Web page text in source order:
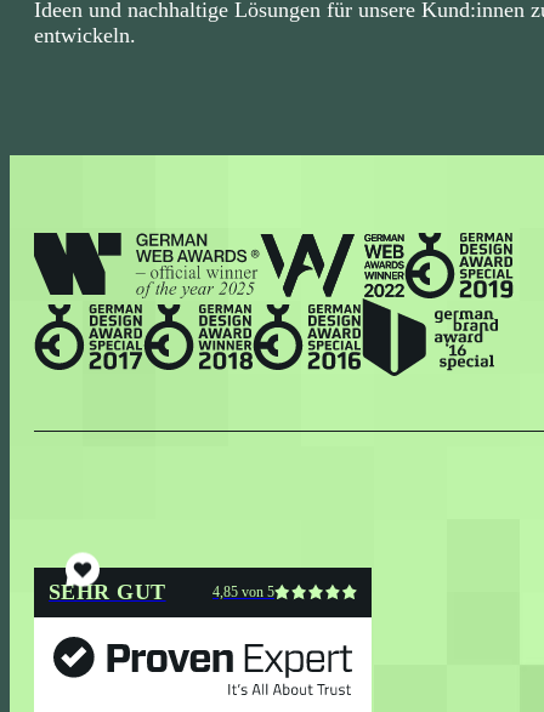
Ideen und nachhaltige Lösungen für unsere Kund:innen
entwickeln.
SEHR GUT 4,85 von 5